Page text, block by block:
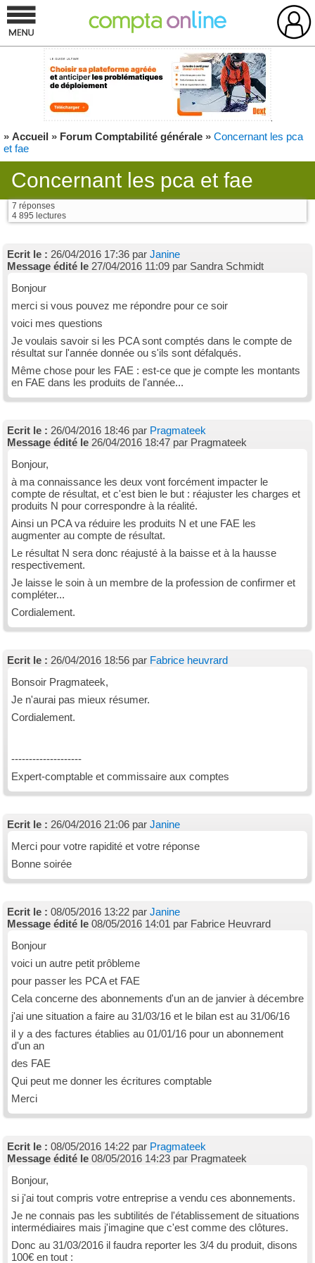
» Accueil » Forum Comptabilité générale » Concernant les pca
et fae
Concernant les pca et fae
7 réponses
4 895 lectures
Ecrit le : 26/04/2016 17:36 par Janine
Message édité le 27/04/2016 11:09 par Sandra Schmidt
Bonjour
merci si vous pouvez me répondre pour ce soir
voici mes questions
Je voulais savoir si les PCA sont comptés dans le compte de
résultat sur l'année donnée ou s'ils sont défalqués.
Même chose pour les FAE : est-ce que je compte les montants
en FAE dans les produits de l'année...
Ecrit le : 26/04/2016 18:46 par Pragmateek
Message édité le 26/04/2016 18:47 par Pragmateek
Bonjour,
à ma connaissance les deux vont forcément impacter le
compte de résultat, et c'est bien le but : réajuster les charges et
produits N pour correspondre à la réalité.
Ainsi un PCA va réduire les produits N et une FAE les
augmenter au compte de résultat.
Le résultat N sera donc réajusté à la baisse et à la hausse
respectivement.
Je laisse le soin à un membre de la profession de confirmer et
compléter...
Cordialement.
Ecrit le : 26/04/2016 18:56 par Fabrice heuvrard
Bonsoir Pragmateek,
Je n'aurai pas mieux résumer.
Cordialement.
--------------------
Expert-comptable et commissaire aux comptes
Ecrit le : 26/04/2016 21:06 par Janine
Merci pour votre rapidité et votre réponse
Bonne soirée
Ecrit le : 08/05/2016 13:22 par Janine
Message édité le 08/05/2016 14:01 par Fabrice Heuvrard
Bonjour
voici un autre petit prôbleme
pour passer les PCA et FAE
Cela concerne des abonnements d'un an de janvier à décembre
j'ai une situation a faire au 31/03/16 et le bilan est au 31/06/16
il y a des factures établies au 01/01/16 pour un abonnement
d'un an
des FAE
Qui peut me donner les écritures comptable
Merci
Ecrit le : 08/05/2016 14:22 par Pragmateek
Message édité le 08/05/2016 14:23 par Pragmateek
Bonjour,
si j'ai tout compris votre entreprise a vendu ces abonnements.
Je ne connais pas les subtilités de l'établissement de situations
intermédiaires mais j'imagine que c'est comme des clôtures.
Donc au 31/03/2016 il faudra reporter les 3/4 du produit, disons
100€ en tout :